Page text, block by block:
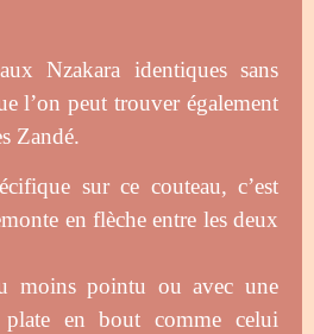
Nzakara identiques sans
l’on peut trouver également
Zandé.
sur ce couteau, c’est
en flèche entre les deux
moins pointu ou avec une
plate en bout comme celui